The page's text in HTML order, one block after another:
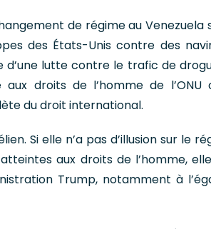
de régime au Venezuela
des États-Unis contre des
lutte contre le trafic de
droits de l’homme de l’ONU
du droit international.
Si elle n’a pas d’illusion sur le
aux droits de l’homme,
Trump, notamment à